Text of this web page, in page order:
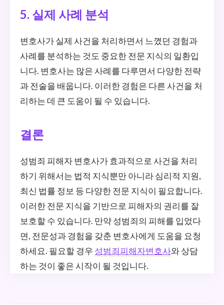
5. 실제 사례 분석
변호사가 실제 사건을 처리하면서 느꼈던 경험과
사례를 분석하는 것도 중요한 전문 지식의 일환입
니다. 변호사는 많은 사례를 다루면서 다양한 전략
과 전술을 배웁니다. 이러한 경험은 다른 사건을 처
리하는 데 큰 도움이 될 수 있습니다.
결론
성범죄 피해자 변호사가 효과적으로 사건을 처리
하기 위해서는 법적 지식뿐만 아니라 심리적 지원,
최신 법률 정보 등 다양한 전문 지식이 필요합니다.
이러한 전문 지식을 기반으로 피해자의 권리를 잘
보호할 수 있습니다. 만약 성범죄의 피해를 입었다
면, 전문성과 경험을 갖춘 변호사에게 도움을 요청
하세요. 필요할 경우 성범죄피해자변호사와 상담
하는 것이 좋은 시작이 될 것입니다.